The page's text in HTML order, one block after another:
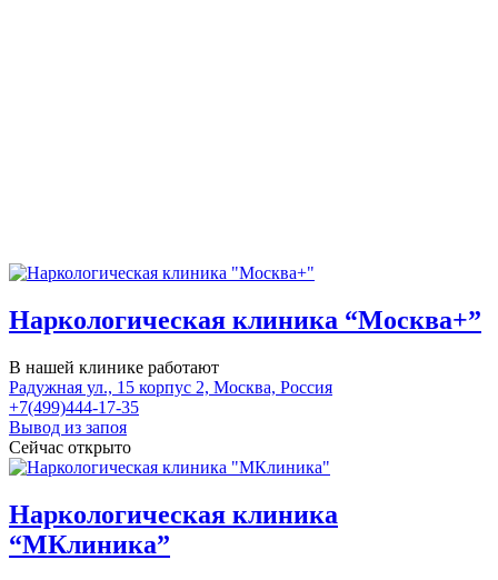
Наркологическая клиника “Москва+”
В нашей клинике работают
Радужная ул., 15 корпус 2, Москва, Россия
+7(499)444-17-35
Вывод из запоя
Сейчас открыто
Наркологическая клиника
“МКлиника”